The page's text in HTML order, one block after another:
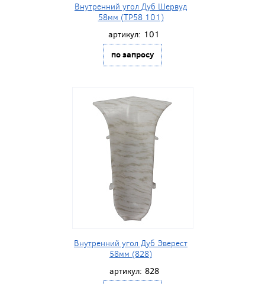
Внутренний угол Дуб Шервуд
58мм (ТР58 101)
артикул: 101
по запросу
Внутренний угол Дуб Эверест
58мм (828)
артикул: 828